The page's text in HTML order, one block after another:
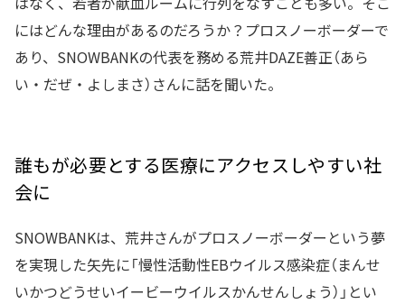
にはどんな理由があるのだろうか？プロスノーボーダーで
あり、SNOWBANKの代表を務める荒井DAZE善正（あら
い・だぜ・よしまさ）さんに話を聞いた。
誰もが必要とする医療にアクセスしやすい社
会に
SNOWBANKは、荒井さんがプロスノーボーダーという夢
を実現した矢先に「慢性活動性EBウイルス感染症（まんせ
いかつどうせいイービーウイルスかんせんしょう）」とい